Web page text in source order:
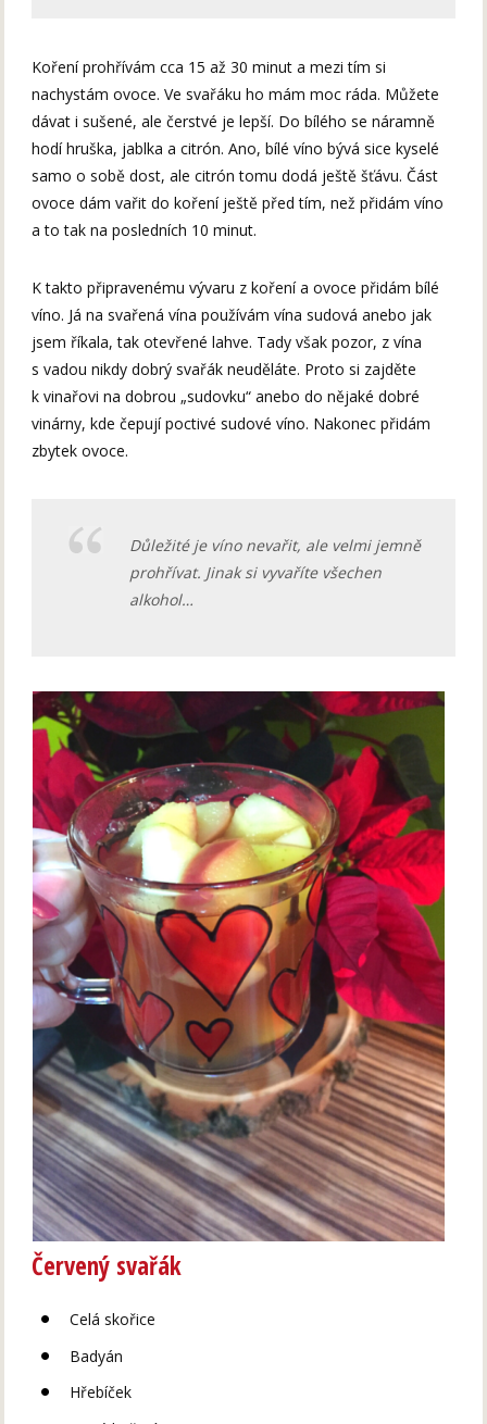
Koření prohřívám cca 15 až 30 minut a mezi tím si
nachystám ovoce. Ve svařáku ho mám moc ráda. Můžete
dávat i sušené, ale čerstvé je lepší. Do bílého se náramně
hodí hruška, jablka a citrón. Ano, bílé víno bývá sice kyselé
samo o sobě dost, ale citrón tomu dodá ještě šťávu. Část
ovoce dám vařit do koření ještě před tím, než přidám víno
a to tak na posledních 10 minut.
K takto připravenému vývaru z koření a ovoce přidám bílé
víno. Já na svařená vína používám vína sudová anebo jak
jsem říkala, tak otevřené lahve. Tady však pozor, z vína
s vadou nikdy dobrý svařák neuděláte. Proto si zajděte
k vinařovi na dobrou „sudovku“ anebo do nějaké dobré
vinárny, kde čepují poctivé sudové víno. Nakonec přidám
zbytek ovoce.
Důležité je víno nevařit, ale velmi jemně
prohřívat. Jinak si vyvaříte všechen
alkohol…
Červený svařák
Celá skořice
Badyán
Hřebíček